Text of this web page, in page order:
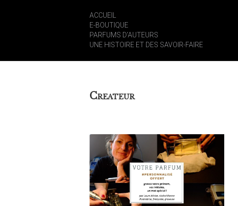
ACCUEIL
E-BOUTIQUE
PARFUMS D’AUTEURS
UNE HISTOIRE ET DES SAVOIR-FAIRE
CREATEUR